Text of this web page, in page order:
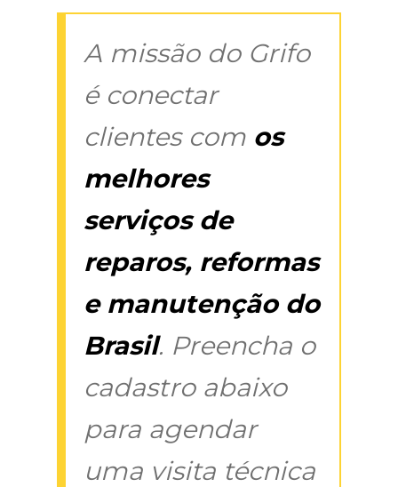
A missão do Grifo
é conectar
clientes com os
melhores
serviços de
reparos, reformas
e manutenção do
Brasil. Preencha o
cadastro abaixo
para agendar
uma visita técnica